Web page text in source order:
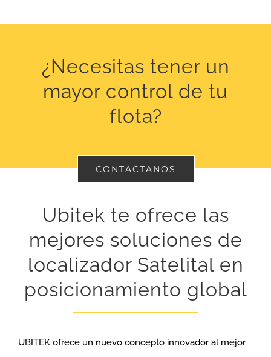
¿Necesitas tener un
mayor control de tu
flota?
CONTACTANOS
Ubitek te ofrece las
mejores soluciones de
localizador Satelital en
posicionamiento global
UBITEK ofrece un nuevo concepto innovador al mejor